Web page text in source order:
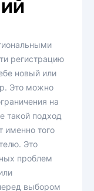
регистрацию
новый или
Это можно
на
такой подход
именно того
Это
проблем
выбором